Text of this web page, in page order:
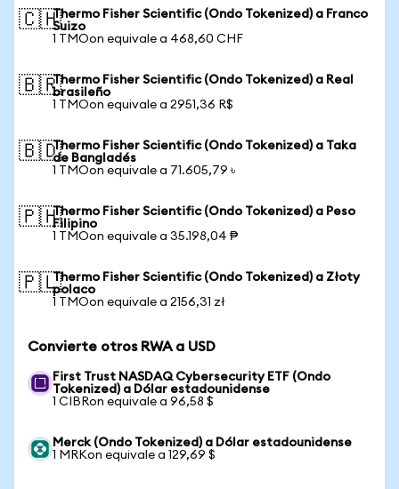
🇨🇭Thermo Fisher Scientific (Ondo Tokenized) a Franco
Suizo
1 TMOon equivale a 468,60 CHF
🇧🇷Thermo Fisher Scientific (Ondo Tokenized) a Real
brasileño
1 TMOon equivale a 2951,36 R$
🇧🇩Thermo Fisher Scientific (Ondo Tokenized) a Taka
de Bangladés
1 TMOon equivale a 71.605,79 ৳
🇵🇭Thermo Fisher Scientific (Ondo Tokenized) a Peso
Filipino
1 TMOon equivale a 35.198,04 ₱
🇵🇱Thermo Fisher Scientific (Ondo Tokenized) a Złoty
polaco
1 TMOon equivale a 2156,31 zł
Convierte otros RWA a USD
First Trust NASDAQ Cybersecurity ETF (Ondo
Tokenized) a Dólar estadounidense
1 CIBRon equivale a 96,58 $
Merck (Ondo Tokenized) a Dólar estadounidense
1 MRKon equivale a 129,69 $